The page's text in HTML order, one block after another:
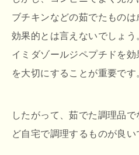
ブチキンなどの茹でたもの
効果的とは言えないでしょう
イミダゾールジペプチドを
を大切にすることが重要です
したがって、茹でた調理品
ど自宅で調理するものが良い